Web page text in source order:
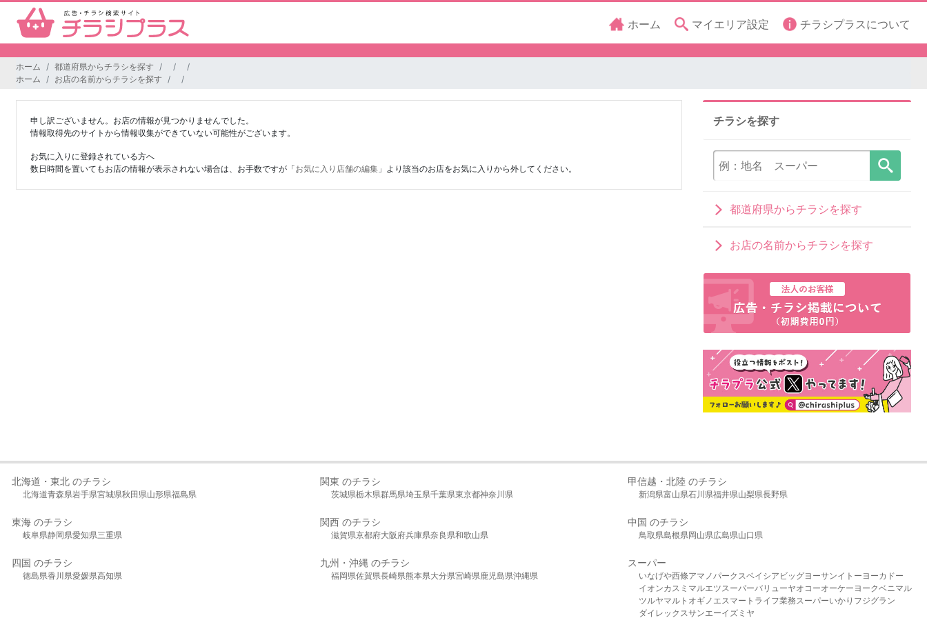
ホーム マイエリア設定 チラシプラスについて
ホーム
都道府県からチラシを探す
ホーム
お店の名前からチラシを探す
申し訳ございません。お店の情報が見つかりませんでした。
情報取得先のサイトから情報収集ができていない可能性がございます。
お気に入りに登録されている方へ
数日時間を置いてもお店の情報が表示されない場合は、お手数ですが「お気に入り店舗の編集 」より該当のお店をお気に入りから外してください。
チラシを探す
都道府県からチラシを探す
お店の名前からチラシを探す
北海道・東北 のチラシ
北海道青森県岩手県宮城県秋田県山形県福島県
関東 のチラシ
茨城県栃木県群馬県埼玉県千葉県東京都神奈川県
甲信越・北陸 のチラシ
新潟県富山県石川県福井県山梨県長野県
東海 のチラシ
岐阜県静岡県愛知県三重県
関西 のチラシ
滋賀県京都府大阪府兵庫県奈良県和歌山県
中国 のチラシ
鳥取県島根県岡山県広島県山口県
四国 のチラシ
徳島県香川県愛媛県高知県
九州・沖縄 のチラシ
福岡県佐賀県長崎県熊本県大分県宮崎県 鹿児島県沖縄県
スーパー
いなげや西條アマノパークスベイシア ビッグヨーサンイトーヨーカドー
イオンカスミ マルエツ スーパーバリューヤオコーオーケー ヨークベニマル
ツルヤマルト オギノ エスマート ライフ業務スーパーいかり フジグラン
ダイレックスサンエーイズミヤ